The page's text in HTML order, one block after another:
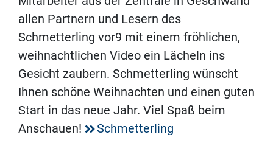
allen Partnern und Lesern des
Schmetterling vor9 mit einem fröhlichen,
weihnachtlichen Video ein Lächeln ins
Gesicht zaubern. Schmetterling wünscht
Ihnen schöne Weihnachten und einen guten
Start in das neue Jahr. Viel Spaß beim
Anschauen!
Schmetterling